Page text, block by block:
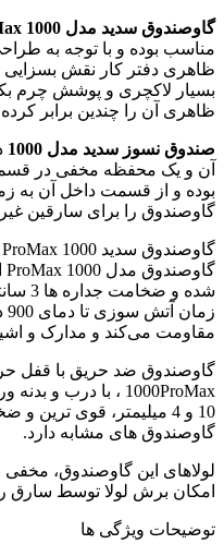
گاوصندوق سدید مدل 1000 ProMax
مناسب بوده و با توجه به
ظاهری دفتر کار نقش بسزایی
بسیار لاکچری و پوشش چرم
ظاهری آن را چندین برابر
صندوق نسوز سدید مدل 1000
آن و یک محفظه مخفی در
بوده و از قسمت داخل آن به
گاوصندوق را برای سارقین
شده
مقاومت می‌کند و مدارک و
گاوصندوق ضد حریق با قفل
10 و 4 میلیمتر، قوی ترین
گاوصندوق های مشابه دارد.
لولاهای این گاوصندوق، مخفی
امکان برش لولا توسط سارق
توضیحات ویژگی ها